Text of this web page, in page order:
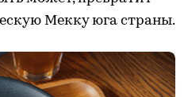
Мекку юга страны.